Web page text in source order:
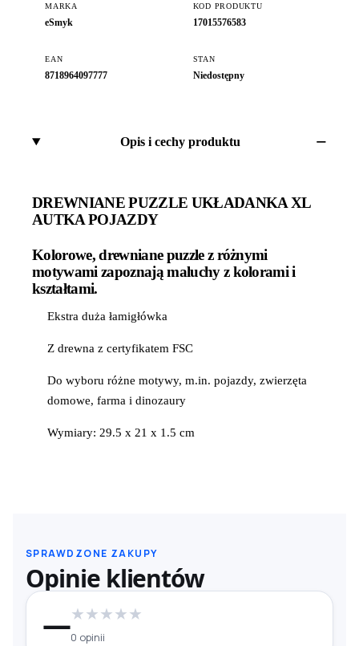
MARKA
eSmyk
KOD PRODUKTU
17015576583
EAN
8718964097777
STAN
Niedostępny
Opis i cechy produktu
DREWNIANE PUZZLE UKŁADANKA XL
AUTKA POJAZDY
Kolorowe, drewniane puzzle z różnymi
motywami zapoznają maluchy z kolorami i
kształtami.
Ekstra duża łamigłówka
Z drewna z certyfikatem FSC
Do wyboru różne motywy, m.in. pojazdy, zwierzęta
domowe, farma i dinozaury
Wymiary: 29.5 x 21 x 1.5 cm
SPRAWDZONE ZAKUPY
Opinie klientów
—★★★★★
0 opinii